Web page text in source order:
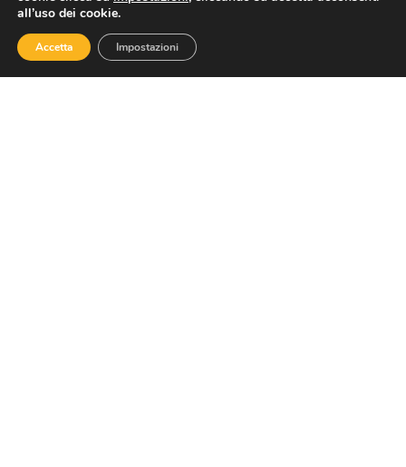
ASSOTURISMO
all’uso dei cookie.
Accetta Impostazioni